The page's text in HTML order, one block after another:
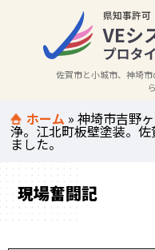
佐賀市と小城市、神埼
ホーム »神埼市吉野
浄。江北町板壁塗装。
ました。
現場奮闘記